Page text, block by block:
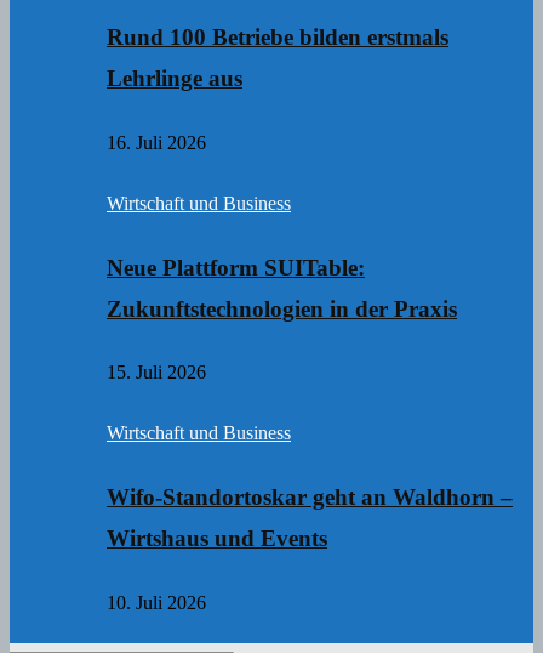
Rund 100 Betriebe bilden erstmals
Lehrlinge aus
16. Juli 2026
Wirtschaft und Business
Neue Plattform SUITable:
Zukunftstechnologien in der Praxis
15. Juli 2026
Wirtschaft und Business
Wifo-Standortoskar geht an Waldhorn –
Wirtshaus und Events
10. Juli 2026